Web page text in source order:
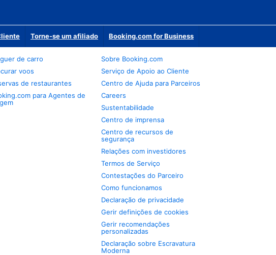
Torne-se um afiliado Booking.com for Business
de carro
voos
de restaurantes
para Agentes de
Sobre Booking.com
Serviço de Apoio ao Cliente
Centro de Ajuda para Parceiros
Careers
Sustentabilidade
Centro de imprensa
Centro de recursos de
segurança
Relações com investidores
Termos de Serviço
Contestações do Parceiro
Como funcionamos
Declaração de privacidade
Gerir definições de cookies
Gerir recomendações
personalizadas
Declaração sobre Escravatura
Moderna